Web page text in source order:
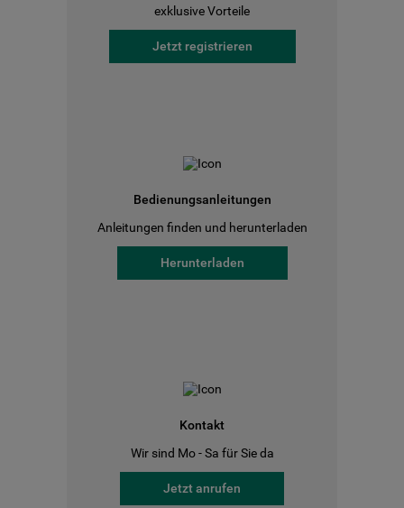
exklusive Vorteile
Jetzt registrieren
Bedienungsanleitungen
Anleitungen finden und herunterladen
Herunterladen
Kontakt
Wir sind Mo - Sa für Sie da
Jetzt anrufen